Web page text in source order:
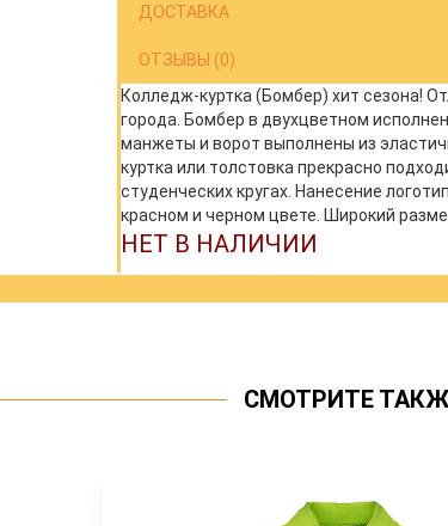
ДОСТАВКА
ОТЗЫВЫ (0)
Колледж-куртка (Бомбер) хит сезона!
города. Бомбер в двухцветном
манжеты и ворот выполнены из
куртка или толстовка прекрасно
студенческих кругах. Нанесение
красном и черном цвете. Широкий
НЕТ В НАЛИЧИИ
СМОТРИТЕ